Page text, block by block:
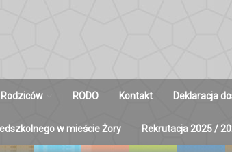
Rodziców RODO Kontakt Deklaracja
w mieście Żory Rekrutacja 2025 /